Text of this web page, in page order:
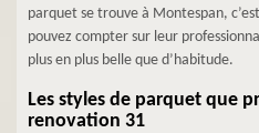
parquet se trouve à Montespan,
pouvez compter sur leur
plus en plus belle que d’habitude.
Les styles de parquet que
renovation 31